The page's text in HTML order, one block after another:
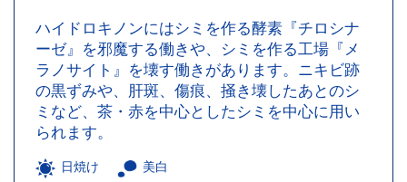
ハイドロキノンにはシミを作る酵素『チロシナ
ーゼ』を邪魔する働きや、シミを作る工場『メ
ラノサイト』を壊す働きがあります。ニキビ跡
の黒ずみや、肝斑、傷痕、掻き壊したあとのシ
ミなど、茶・赤を中心としたシミを中心に用い
られます。
日焼け 美白